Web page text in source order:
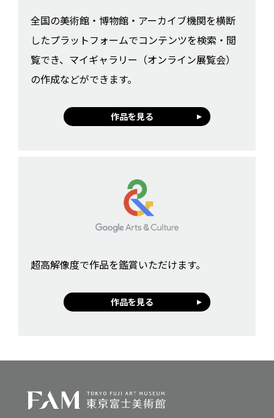
全国の美術館・博物館・アーカイブ機関を横断
したプラットフォームでコンテンツを検索・閲
覧でき、マイギャラリー（オンライン展覧会）
の作成などができます。
作品を見る
超高解像度で作品を鑑賞いただけます。
作品を見る